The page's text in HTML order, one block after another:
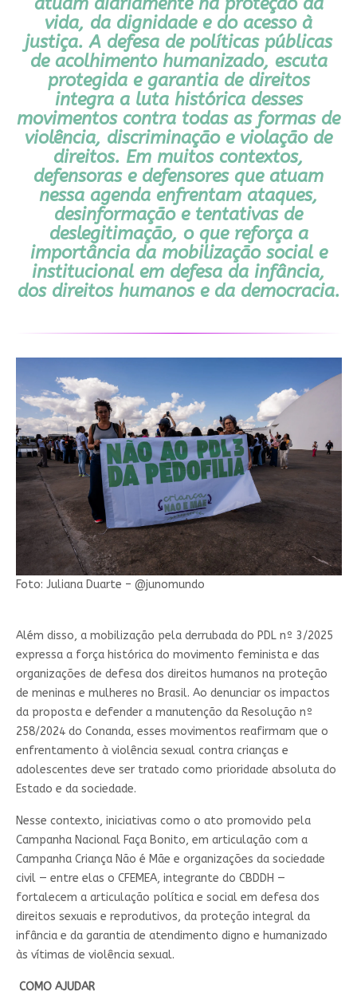
vida, da dignidade e do acesso à
justiça. A defesa de políticas públicas
de acolhimento humanizado, escuta
protegida e garantia de direitos
integra a luta histórica desses
movimentos contra todas as formas de
violência, discriminação e violação de
direitos. Em muitos contextos,
defensoras e defensores que atuam
nessa agenda enfrentam ataques,
desinformação e tentativas de
deslegitimação, o que reforça a
importância da mobilização social e
institucional em defesa da infância,
dos direitos humanos e da democracia.
Foto: Juliana Duarte – @junomundo
Além disso, a mobilização pela derrubada do PDL nº 3/2025
expressa a força histórica do movimento feminista e das
organizações de defesa dos direitos humanos na proteção
de meninas e mulheres no Brasil. Ao denunciar os impactos
da proposta e defender a manutenção da Resolução nº
258/2024 do Conanda, esses movimentos reafirmam que o
enfrentamento à violência sexual contra crianças e
adolescentes deve ser tratado como prioridade absoluta do
Estado e da sociedade.
Nesse contexto, iniciativas como o ato promovido pela
Campanha Nacional Faça Bonito, em articulação com a
Campanha Criança Não é Mãe e organizações da sociedade
civil — entre elas o CFEMEA, integrante do CBDDH —
fortalecem a articulação política e social em defesa dos
direitos sexuais e reprodutivos, da proteção integral da
infância e da garantia de atendimento digno e humanizado
às vítimas de violência sexual.
COMO AJUDAR